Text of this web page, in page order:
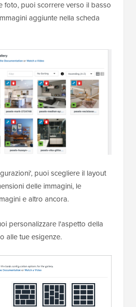
foto, puoi scorrere verso il basso
aggiunte nella scheda
puoi scegliere il layout
delle immagini, le
e altro ancora.
personalizzare l'aspetto della
alle tue esigenze.